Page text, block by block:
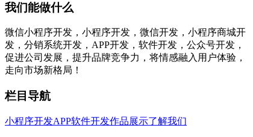
我们能做什么
微信小程序开发，小程序开发，微信开发，小程序商城开
发，分销系统开发，APP开发，软件开发，公众号开发，
促进公司发展，提升品牌竞争力，将情感融入用户体验，
走向市场新格局！
栏目导航
小程序开发APP软件开发作品展示了解我们